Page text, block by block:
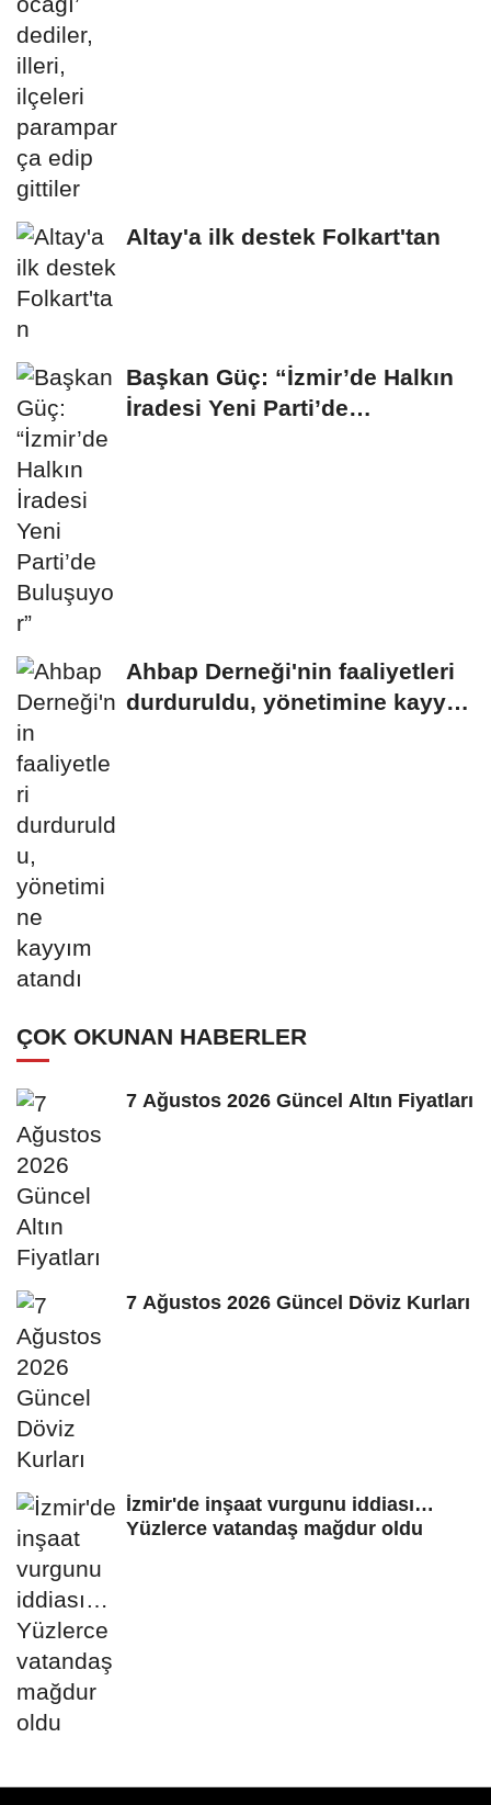
Altay'a ilk destek Folkart'tan
Başkan Güç: “İzmir’de Halkın
İradesi Yeni Parti’de
Ahbap Derneği'nin faaliyetleri
durduruldu, yönetimine kayyım
ÇOK OKUNAN HABERLER
7 Ağustos 2026 Güncel Altın Fiyatları
7 Ağustos 2026 Güncel Döviz Kurları
İzmir'de inşaat vurgunu iddiası…
Yüzlerce vatandaş mağdur oldu